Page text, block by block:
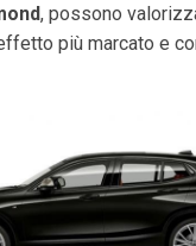
, possono
più marcato e